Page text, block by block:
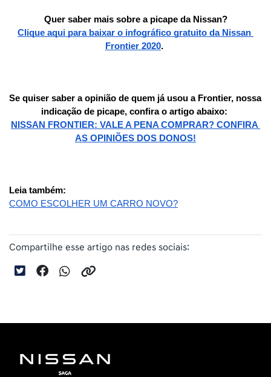
Quer saber mais sobre a picape da Nissan?
Clique aqui para baixar o infográfico gratuito da Nissan
Frontier 2020.
Se quiser saber a opinião de quem já usou a Frontier, nossa
indicação de picape, confira o artigo abaixo:
NISSAN FRONTIER: VALE A PENA COMPRAR? CONFIRA
AS OPINIÕES DOS DONOS!
Leia também:
COMO ESCOLHER UM CARRO NOVO?
Compartilhe esse artigo nas redes sociais: